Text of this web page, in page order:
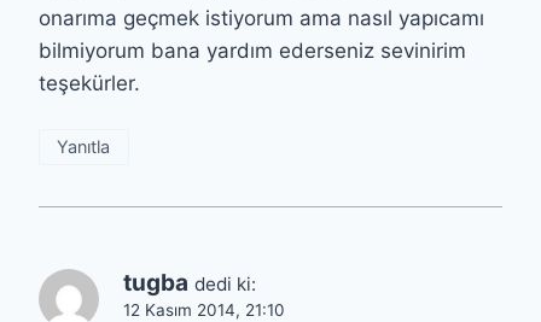
onarıma geçmek istiyorum ama nasıl yapıcamı
bilmiyorum bana yardım ederseniz sevinirim
teşekürler.
Yanıtla
tugba dedi ki:
12 Kasım 2014, 21:10